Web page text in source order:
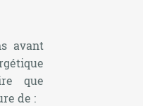
avant
que
de :